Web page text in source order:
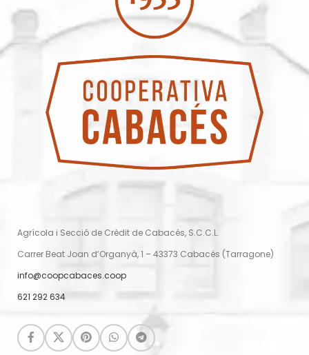
Agrícola i Secció de Crèdit de Cabacés, S.C.C.L.
Carrer Beat Joan d’Organyà, 1 – 43373 Cabacés (Tarragone)
info@coopcabaces.coop
621 292 634